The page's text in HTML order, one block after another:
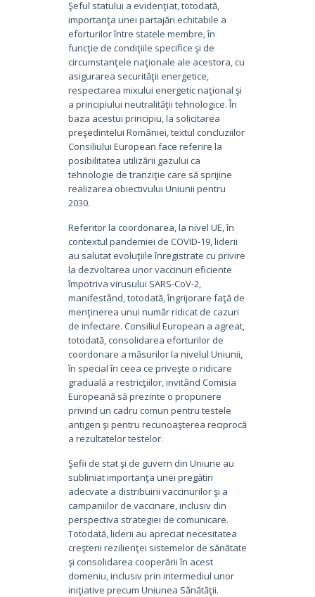
Şeful statului a evidenţiat, totodată,
importanţa unei partajări echitabile a
eforturilor între statele membre, în
funcţie de condiţiile specifice şi de
circumstanţele naţionale ale acestora, cu
asigurarea securităţii energetice,
respectarea mixului energetic naţional şi
a principiului neutralităţii tehnologice. În
baza acestui principiu, la solicitarea
preşedintelui României, textul concluziilor
Consiliului European face referire la
posibilitatea utilizării gazului ca
tehnologie de tranziţie care să sprijine
realizarea obiectivului Uniunii pentru
2030.
Referitor la coordonarea, la nivel UE, în
contextul pandemiei de COVID-19, liderii
au salutat evoluţiile înregistrate cu privire
la dezvoltarea unor vaccinuri eficiente
împotriva virusului SARS-CoV-2,
manifestând, totodată, îngrijorare faţă de
menţinerea unui număr ridicat de cazuri
de infectare. Consiliul European a agreat,
totodată, consolidarea eforturilor de
coordonare a măsurilor la nivelul Uniunii,
în special în ceea ce priveşte o ridicare
graduală a restricţiilor, invitând Comisia
Europeană să prezinte o propunere
privind un cadru comun pentru testele
antigen şi pentru recunoaşterea reciprocă
a rezultatelor testelor.
Şefii de stat şi de guvern din Uniune au
subliniat importanţa unei pregătiri
adecvate a distribuirii vaccinurilor şi a
campaniilor de vaccinare, inclusiv din
perspectiva strategiei de comunicare.
Totodată, liderii au apreciat necesitatea
creşterii rezilienţei sistemelor de sănătate
şi consolidarea cooperării în acest
domeniu, inclusiv prin intermediul unor
iniţiative precum Uniunea Sănătăţii.